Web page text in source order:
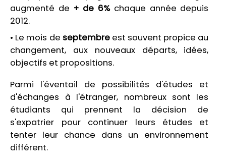
augmenté de + de 6%chaque année depuis
2012.
• Le mois de septembreest souvent propice au
changement, aux nouveaux départs, idées,
objectifs et propositions.
Parmi l'éventail de possibilités d'études et
d'échanges à l'étranger, nombreux sont les
étudiants qui prennent la décision de
s'expatrier pour continuer leurs études et
tenter leur chance dans un environnement
différent.